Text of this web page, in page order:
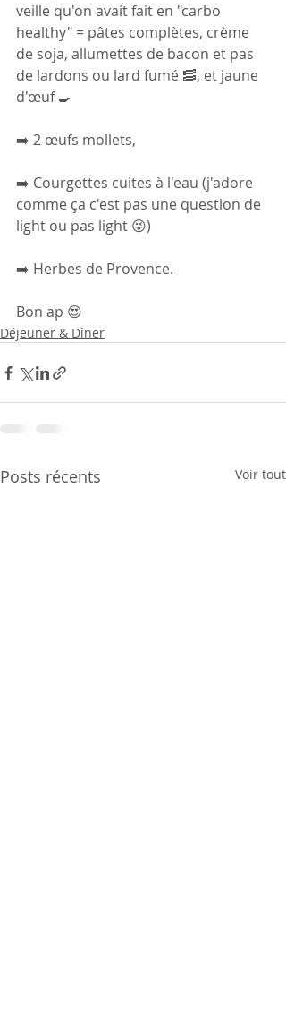
veille qu'on avait fait en "carbo
healthy" = pâtes complètes, crème
de soja, allumettes de bacon et pas
de lardons ou lard fumé 🥓, et jaune
d'œuf 🍳
➡️ 2 œufs mollets,
➡️ Courgettes cuites à l'eau (j'adore
comme ça c'est pas une question de
light ou pas light 😜)
➡️ Herbes de Provence.
Bon ap 😍
Déjeuner & Dîner
Posts récents Voir tout